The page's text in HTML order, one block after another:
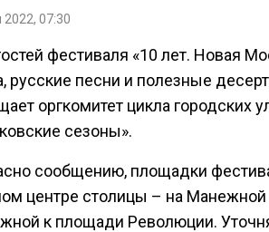
2022, 07:30
фестиваля «10 лет. Новая
русские песни и полезные
оргкомитет цикла городских
сезоны».
сообщению, площадки
центре столицы – на
к площади Революции.